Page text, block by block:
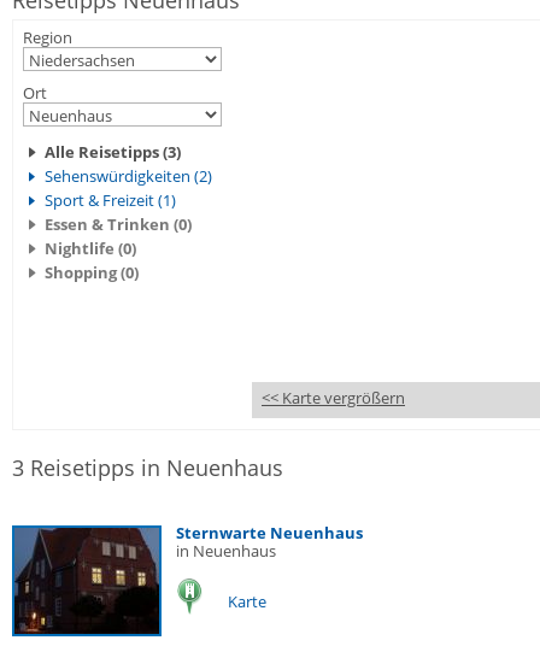
Region
Ort
Alle Reisetipps (3)
Sehenswürdigkeiten (2)
Sport & Freizeit (1)
Essen & Trinken (0)
Nightlife (0)
Shopping (0)
<< Karte vergrößern
3 Reisetipps in Neuenhaus
Sternwarte Neuenhaus
in Neuenhaus
Karte